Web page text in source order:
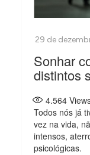
Sonhar
distintos
4.564
Todos nós já
vez na vida,
intensos,
psicológicas.